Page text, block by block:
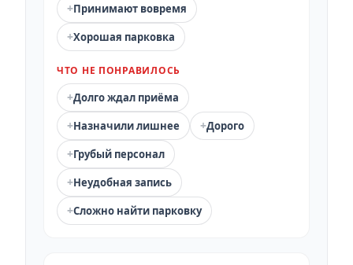
+Принимают вовремя
+Хорошая парковка
ЧТО НЕ ПОНРАВИЛОСЬ
+Долго ждал приёма
+Назначили лишнее +Дорого
+Грубый персонал
+Неудобная запись
+Сложно найти парковку